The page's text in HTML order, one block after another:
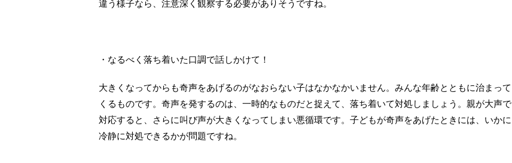
違う様子なら、注意深く観察する必要がありそうですね。
・なるべく落ち着いた口調で話しかけて！
大きくなってからも奇声をあげるのがなおらない子はなかなかいません。みんな年齢とともに治まって
くるものです。奇声を発するのは、一時的なものだと捉えて、落ち着いて対処しましょう。親が大声で
対応すると、さらに叫び声が大きくなってしまい悪循環です。子どもが奇声をあげたときには、いかに
冷静に対処できるかが問題ですね。